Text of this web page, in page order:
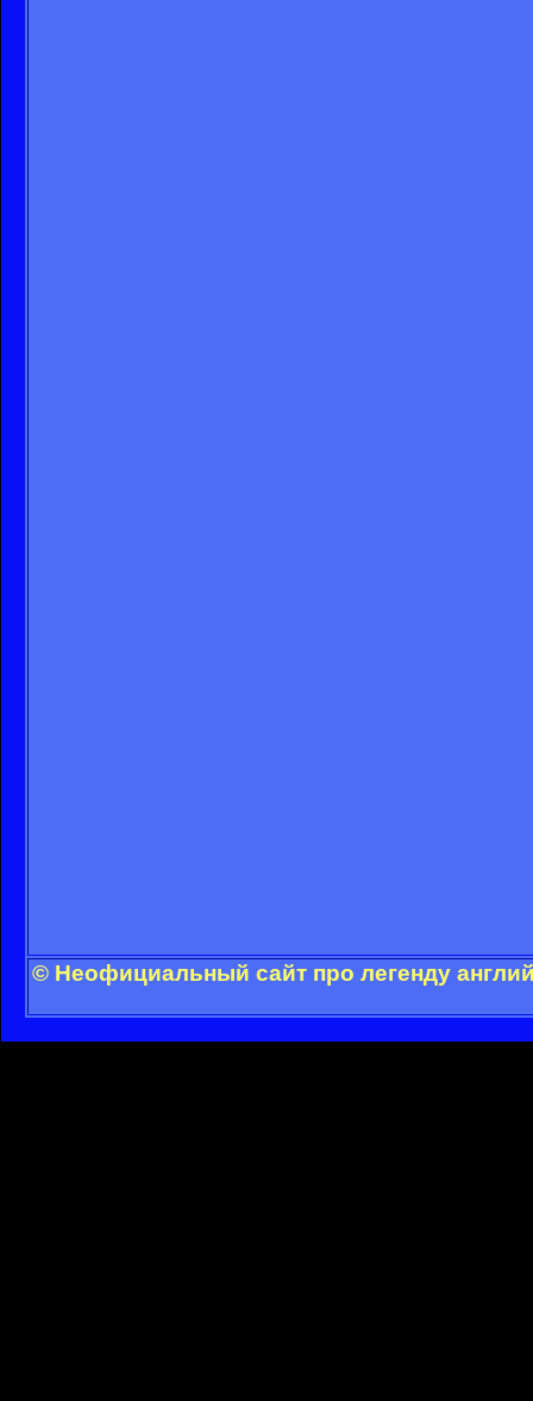
© Неофициальный сайт про легенду